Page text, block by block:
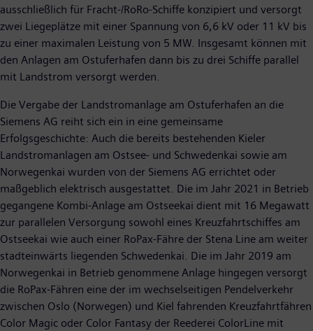
ausschließlich für Fracht-/RoRo-Schiffe konzipiert und versorgt
zwei Liegeplätze mit einer Spannung von 6,6 kV oder 11 kV bis
zu einer maximalen Leistung von 5 MW. Insgesamt können mit
den Anlagen am Ostuferhafen dann bis zu drei Schiffe parallel
mit Landstrom versorgt werden.
Die Vergabe der Landstromanlage am Ostuferhafen an die
Siemens AG reiht sich ein in eine gemeinsame
Erfolgsgeschichte: Auch die bereits bestehenden Kieler
Landstromanlagen am Ostsee- und Schwedenkai sowie am
Norwegenkai wurden von der Siemens AG errichtet oder
maßgeblich elektrisch ausgestattet. Die im Jahr 2021 in Betrieb
gegangene Kombi-Anlage am Ostseekai dient mit 16 Megawatt
zur parallelen Versorgung sowohl eines Kreuzfahrtschiffes am
Ostseekai wie auch einer RoPax-Fähre der Stena Line am weiter
stadteinwärts liegenden Schwedenkai. Die im Jahr 2019 am
Norwegenkai in Betrieb genommene Anlage hingegen versorgt
die RoPax-Fähren eine der im wechselseitigen Pendelverkehr
zwischen Oslo (Norwegen) und Kiel fahrenden Kreuzfahrtfähren
Color Magic oder Color Fantasy der Reederei ColorLine mit